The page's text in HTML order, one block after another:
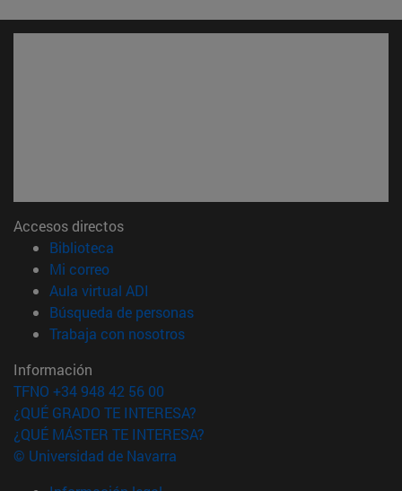
Accesos directos
Biblioteca
Mi correo(abre en nueva ventana)
Aula virtual ADI
Búsqueda de personas(abre en nueva ventana)
Trabaja con nosotros(abre en nueva ventana)
Información
TFNO +34 948 42 56 00
¿QUÉ GRADO TE INTERESA?
¿QUÉ MÁSTER TE INTERESA?
© Universidad de Navarra